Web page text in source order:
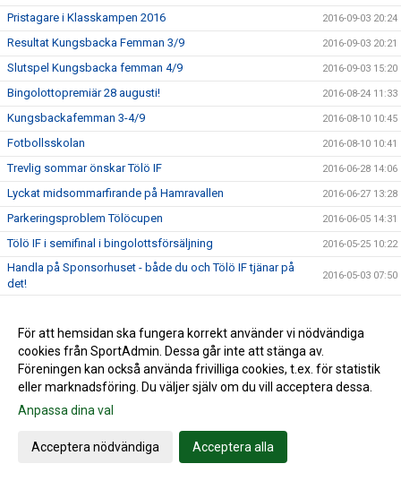
Pristagare i Klasskampen 2016 2016-09-03 20:24
Resultat Kungsbacka Femman 3/9 2016-09-03 20:21
Slutspel Kungsbacka femman 4/9 2016-09-03 15:20
Bingolottopremiär 28 augusti! 2016-08-24 11:33
Kungsbackafemman 3-4/9 2016-08-10 10:45
Fotbollsskolan 2016-08-10 10:41
Trevlig sommar önskar Tölö IF 2016-06-28 14:06
Lyckat midsommarfirande på Hamravallen 2016-06-27 13:28
Parkeringsproblem Tölöcupen 2016-06-05 14:31
Tölö IF i semifinal i bingolottsförsäljning 2016-05-25 10:22
Handla på Sponsorhuset - både du och Tölö IF tjänar på
det!
2016-05-03 07:50
Tölö IF i kvartsfinal i bingolottsförsäljning 2016-04-26 13:03
Anmälan Tölöcupen 2016-04-22 21:18
Spelstart på Hamravallen 2016-04-13 13:12
Flytt av domänpekning
Flytt av hemsida
För att hemsidan ska fungera korrekt använder vi nödvändiga
cookies från SportAdmin. Dessa går inte att stänga av.
Föreningen kan också använda frivilliga cookies, t.ex. för statistik
eller marknadsföring. Du väljer själv om du vill acceptera dessa.
Anpassa dina val
Acceptera nödvändiga Acceptera alla